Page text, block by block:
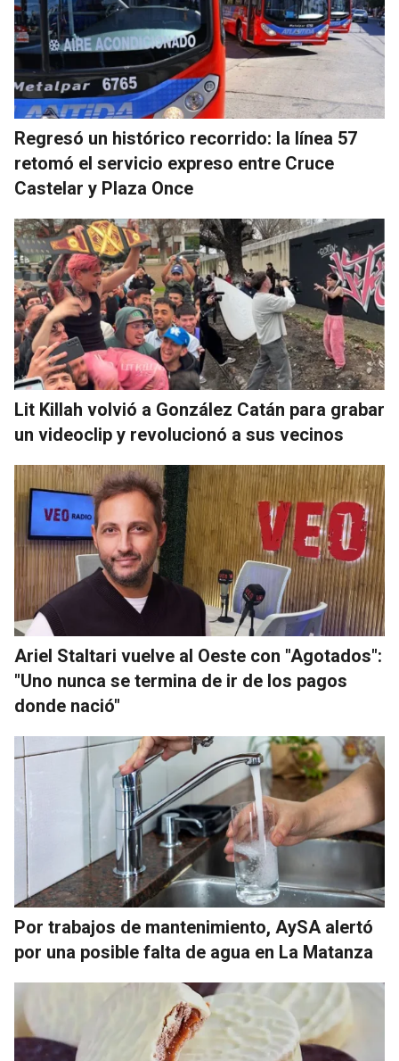
Regresó un histórico recorrido: la línea 57
retomó el servicio expreso entre Cruce
Castelar y Plaza Once
Lit Killah volvió a González Catán para grabar
un videoclip y revolucionó a sus vecinos
Ariel Staltari vuelve al Oeste con "Agotados":
"Uno nunca se termina de ir de los pagos
donde nació"
Por trabajos de mantenimiento, AySA alertó
por una posible falta de agua en La Matanza